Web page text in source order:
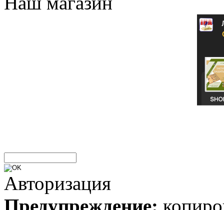
Авторизация
Предупреждение: